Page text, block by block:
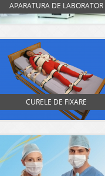
APARATURA DE LABORATOR
CURELE DE FIXARE